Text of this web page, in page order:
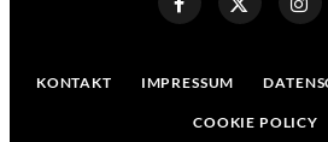
KONTAKT IMPRESSUM
COOKIE POLICY